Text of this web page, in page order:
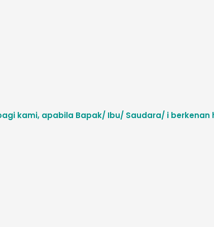
kami, apabila Bapak/ Ibu/ Saudara/ i